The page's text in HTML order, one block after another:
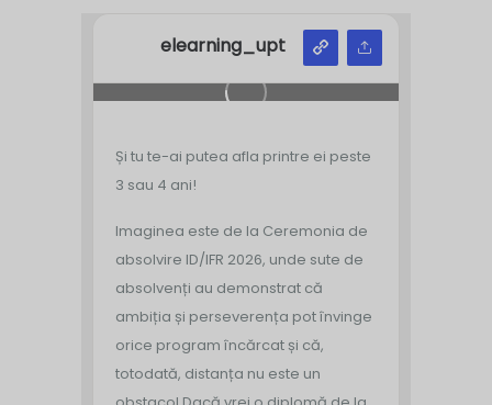
elearning_upt
Și tu te-ai putea afla printre ei peste
3 sau 4 ani!
Imaginea este de la Ceremonia de
absolvire ID/IFR 2026, unde sute de
absolvenți au demonstrat că
ambiția și perseverența pot învinge
orice program încărcat și că,
totodată, distanța nu este un